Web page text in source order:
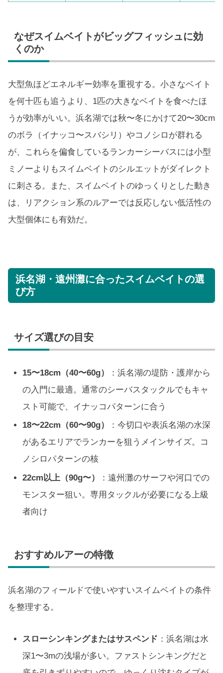
なぜスイムベイトがビッグフィッシュに効
くのか
大型魚ほどエネルギー効率を重視する。小さなベイト
を何十匹も追うより、1匹の大きなベイトを食べたほ
うが効率がいい。浜名湖では秋〜冬にかけて20〜30cm
のボラ（イナッコ〜スバシリ）やコノシロが群れる
が、これらを偏食しているランカーシーバスには小型
ミノーよりもスイムベイトのシルエットがダイレクト
に刺さる。また、スイムベイトのゆっくりとした動き
は、リアクション系のルアーでは反応しない低活性の
大型個体にも有効だ。
浜名湖・遠州灘に合ったスイムベイトの選
び方
サイズ選びの目安
15〜18cm（40〜60g）
：浜名湖の堤防・護岸から
の入門に最適。通常のシーバスタックルでもキャ
スト可能で、イナッコパターンに合う
18〜22cm（60〜90g）
：今切口や表浜名湖の水深
があるエリアでランカーを狙うメインサイズ。コ
ノシロパターンの核
22cm以上（90g〜）
：遠州灘のサーフや河口での
モンスター狙い。専用タックルが必要になる上級
者向け
おすすめルアーの特徴
浜名湖のフィールドで使いやすいスイムベイトの条件
を整理する。
スローシンキングまたはサスペンド ：浜名湖は水
深1〜3mの浅場が多い。ファストシンキングだと